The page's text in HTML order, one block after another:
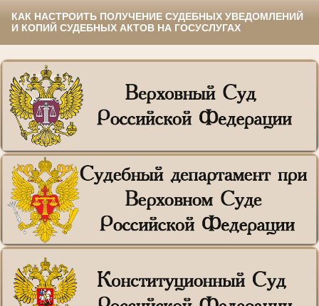
КАК НАСТРОИТЬ ПОЛУЧЕНИЕ СУДЕБНЫХ УВЕДОМЛЕНИЙ
И КОПИЙ СУДЕБНЫХ АКТОВ НА ГОСУСЛУГАХ